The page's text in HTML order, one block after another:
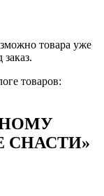
товара уже
товаров:
СНАСТИ»